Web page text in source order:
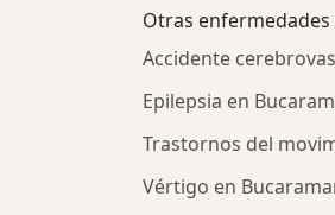
Otras
Accidente
Epilepsia en
Trastornos del
Vértigo en